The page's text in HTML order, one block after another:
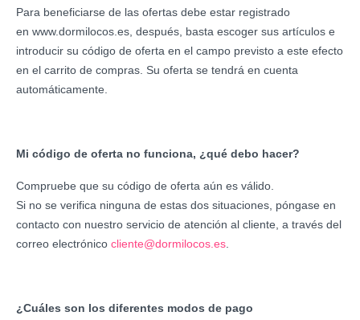
Para beneficiarse de las ofertas debe estar registrado
en www.dormilocos.es, después, basta escoger sus artículos e
introducir su código de oferta en el campo previsto a este efecto
en el carrito de compras. Su oferta se tendrá en cuenta
automáticamente.
Mi código de oferta no funciona, ¿qué debo hacer?
Compruebe que su código de oferta aún es válido.
Si no se verifica ninguna de estas dos situaciones, póngase en
contacto con nuestro servicio de atención al cliente, a través del
correo electrónico cliente@dormilocos.es
¿Cuáles son los diferentes modos de pago